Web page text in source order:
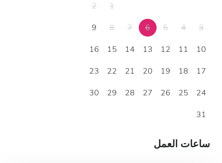
1
2
3
4
5
6
7
8
9
10
11
12
13
14
15
16
17
18
19
20
21
22
23
24
25
26
27
28
29
30
31
ساعات العمل